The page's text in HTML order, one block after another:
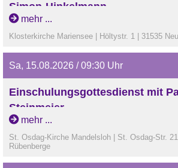
Simon-Hinkelmann
mehr ...
Klosterkirche Mariensee | Höltystr. 1 | 31535
Sa, 15.08.2026 / 09:30 Uhr
Einschulungsgottesdienst mit
Steinmeier
mehr ...
St. Osdag-Kirche Mandelsloh | St. Osdag-Str.
Rübenberge